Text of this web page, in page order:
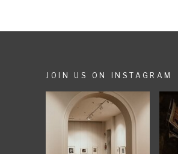
JOIN US ON INSTAGRAM